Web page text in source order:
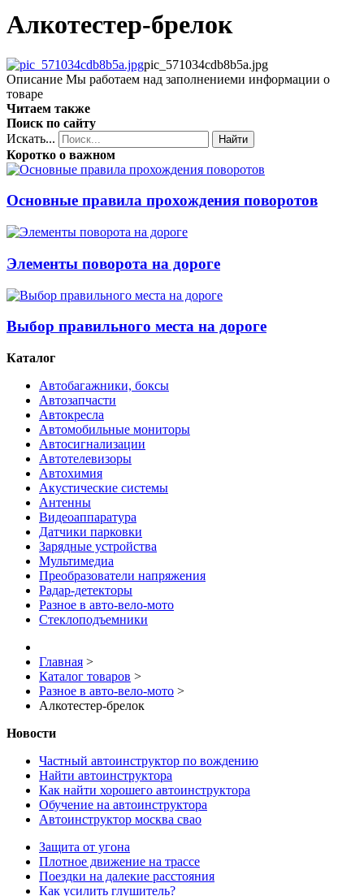
Алкотестер-брелок
pic_571034cdb8b5a.jpg
Описание Мы работаем над заполнениеми информации о
товаре
Читаем также
Поиск по сайту
Искать...
Найти
Коротко о важном
Основные правила прохождения поворотов
Элементы поворота на дороге
Выбор правильного места на дороге
Каталог
Автобагажники, боксы
Автозапчасти
Автокресла
Автомобильные мониторы
Автосигнализации
Автотелевизоры
Автохимия
Акустические системы
Антенны
Видеоаппаратура
Датчики парковки
Зарядные устройства
Мультимедиа
Преобразователи напряжения
Радар-детекторы
Разное в авто-вело-мото
Стеклоподъемники
Главная >
Каталог товаров >
Разное в авто-вело-мото >
Алкотестер-брелок
Новости
Частный автоинструктор по вождению
Найти автоинструктора
Как найти хорошего автоинструктора
Обучение на автоинструктора
Автоинструктор москва свао
Защита от угона
Плотное движение на трассе
Поездки на далекие расстояния
Как усилить глушитель?